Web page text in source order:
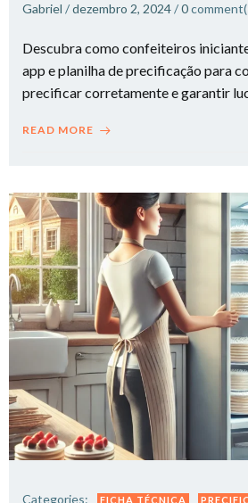
Gabriel /dezembro 2, 2024/0
Descubra como confeiteiros
app e planilha de precificação para
precificar corretamente e garantir
READ MORE
Categories: FICHA TÉCNICA